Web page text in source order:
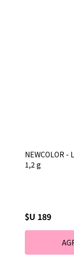
NEWCOLOR -
1,2 g
$U 189